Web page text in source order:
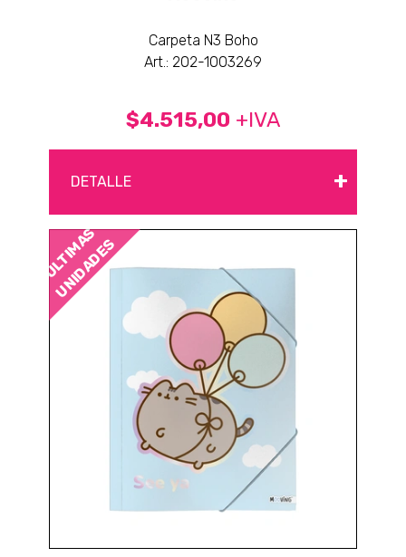
Carpeta N3 Boho
Art.: 202-1003269
$4.515,00 +IVA
DETALLE +
ÚLTIMAS
UNIDADES